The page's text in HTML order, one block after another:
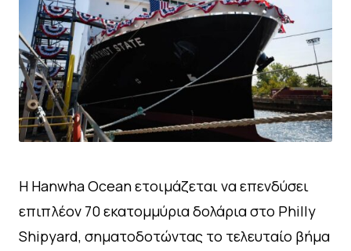
Η Hanwha Ocean ετοιμάζεται να επενδύσει
επιπλέον 70 εκατομμύρια δολάρια στο Philly
Shipyard, σηματοδοτώντας το τελευταίο βήμα